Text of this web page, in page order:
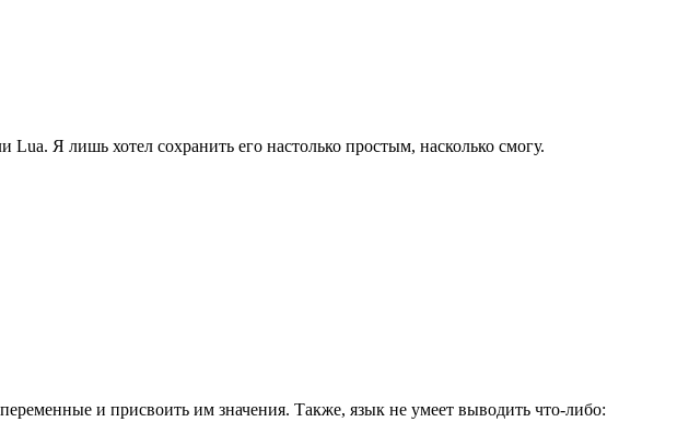
Я лишь хотел сохранить его настолько простым, насколько смогу.
и присвоить им значения. Также, язык не умеет выводить что-либо: